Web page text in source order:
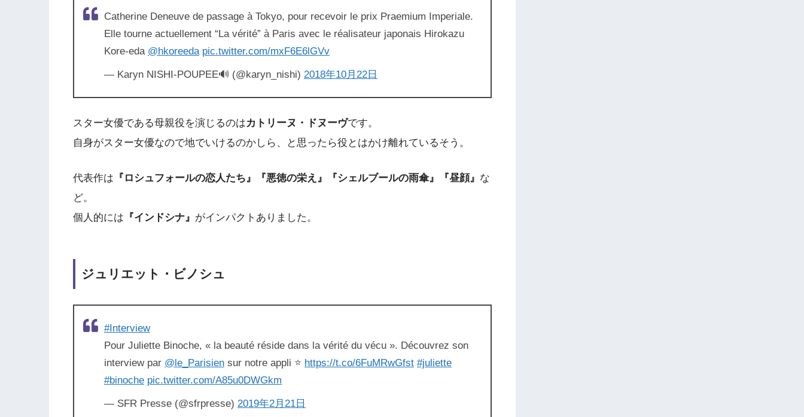
Catherine Deneuve de passage à Tokyo, pour recevoir le prix Praemium Imperiale.
Elle tourne actuellement “La vérité” à Paris avec le réalisateur japonais Hirokazu
Kore-eda @hkoreeda pic.twitter.com/mxF6E6lGVv
— Karyn NISHI-POUPEE🔊 (@karyn_nishi) 2018年10月22日
スター女優である母親役を演じるのはカトリーヌ・ドヌーヴです。
自身がスター女優なので地でいけるのかしら、と思ったら役とはかけ離れているそう。
代表作は 『ロシュフォールの恋人たち』『悪徳の栄え』『シェルブールの雨傘』『昼顔』 な
ど。
個人的には 『インドシナ』 がインパクトありました。
ジュリエット・ビノシュ
#Interview
Pour Juliette Binoche, « la beauté réside dans la vérité du vécu ». Découvrez son
interview par @le_Parisien sur notre appli ⭐️ https://t.co/6FuMRwGfst #juliette
#binoche pic.twitter.com/A85u0DWGkm
— SFR Presse (@sfrpresse) 2019年2月21日